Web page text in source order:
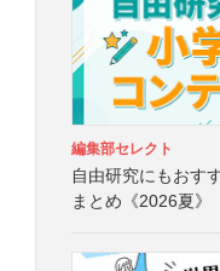
編集部セレクト
自由研究にもおす
まとめ《2026夏》